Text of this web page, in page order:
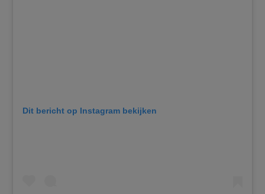
Dit bericht op Instagram bekijken